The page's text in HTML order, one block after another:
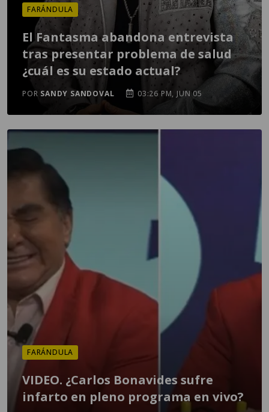
FARÁNDULA
El Fantasma abandona entrevista
tras presentar problema de salud
¿cuál es su estado actual?
POR SANDY SANDOVAL 03:26 PM, JUN 05
FARÁNDULA
VIDEO. ¿Carlos Bonavides sufre
infarto en pleno programa en vivo?